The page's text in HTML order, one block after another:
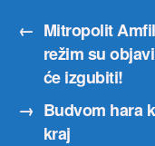
← Mitropolit
režim su
će izgubiti!
→ Budvom hara
kraj